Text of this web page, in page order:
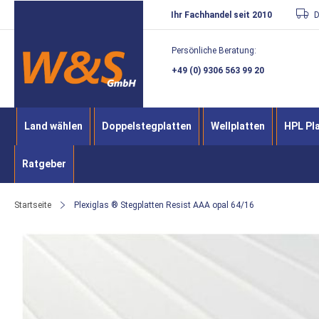
Direkt
zum
Inhalt
Ihr Fachhandel seit 2010
Persönliche Beratung:
+49 (0) 9306 563 99 20
Land wählen Doppelstegplatten Wellplatten HPL
Ratgeber
Startseite Plexiglas ® Stegplatten Resist AAA opal 64/16
Bildergalerie